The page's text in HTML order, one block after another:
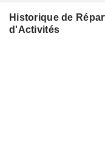
Historique de
d'Activités